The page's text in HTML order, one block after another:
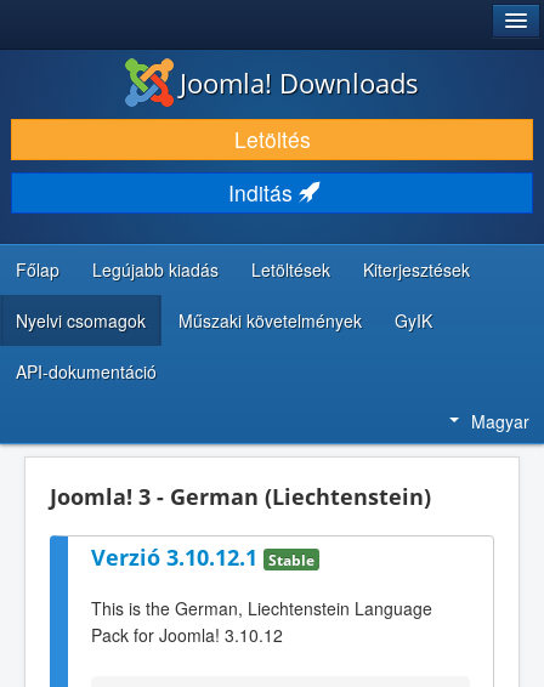
LETÖLTÉS ÉS KITERJESZTÉS
FEDEZZE FEL ÉS TANULJA MEG
KÖZÖSSÉG ÉS TÁMOGATÁS
FEJLESZTŐI ERŐFORRÁSOK
Joomla! Downloads
Letöltés
Inditás
Főlap Legújabb kiadás Letöltések Kiterjesztések
Nyelvi csomagok Műszaki követelmények GyIK
API-dokumentáció
Magyar
Joomla! 3 - German (Liechtenstein)
Verzió 3.10.12.1 Stable
This is the German, Liechtenstein Language
Pack for Joomla! 3.10.12